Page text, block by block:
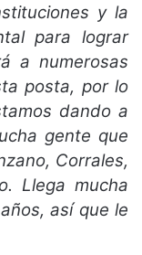
y la
para lograr
a numerosas
posta, por lo
dando a
gente que
Corrales,
Llega mucha
así que le